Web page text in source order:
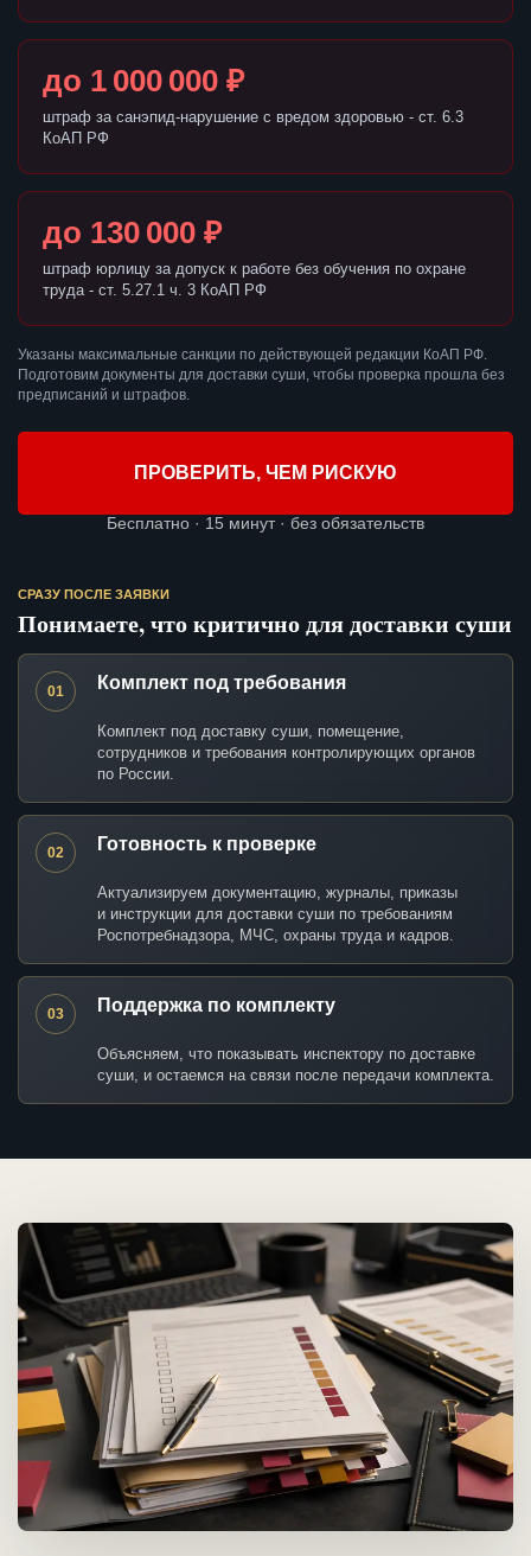
до 1 000 000 ₽
штраф за санэпид-нарушение с вредом здоровью - ст. 6.3
КоАП РФ
до 130 000 ₽
штраф юрлицу за допуск к работе без обучения по охране
труда - ст. 5.27.1 ч. 3 КоАП РФ
Указаны максимальные санкции по действующей редакции КоАП РФ.
Подготовим документы для доставки суши, чтобы проверка прошла без
предписаний и штрафов.
ПРОВЕРИТЬ, ЧЕМ РИСКУЮ
Бесплатно · 15 минут · без обязательств
СРАЗУ ПОСЛЕ ЗАЯВКИ
Понимаете, что критично для доставки суши
01 Комплект под требования
Комплект под доставку суши, помещение,
сотрудников и требования контролирующих органов
по России.
02 Готовность к проверке
Актуализируем документацию, журналы, приказы
и инструкции для доставки суши по требованиям
Роспотребнадзора, МЧС, охраны труда и кадров.
03 Поддержка по комплекту
Объясняем, что показывать инспектору по доставке
суши, и остаемся на связи после передачи комплекта.